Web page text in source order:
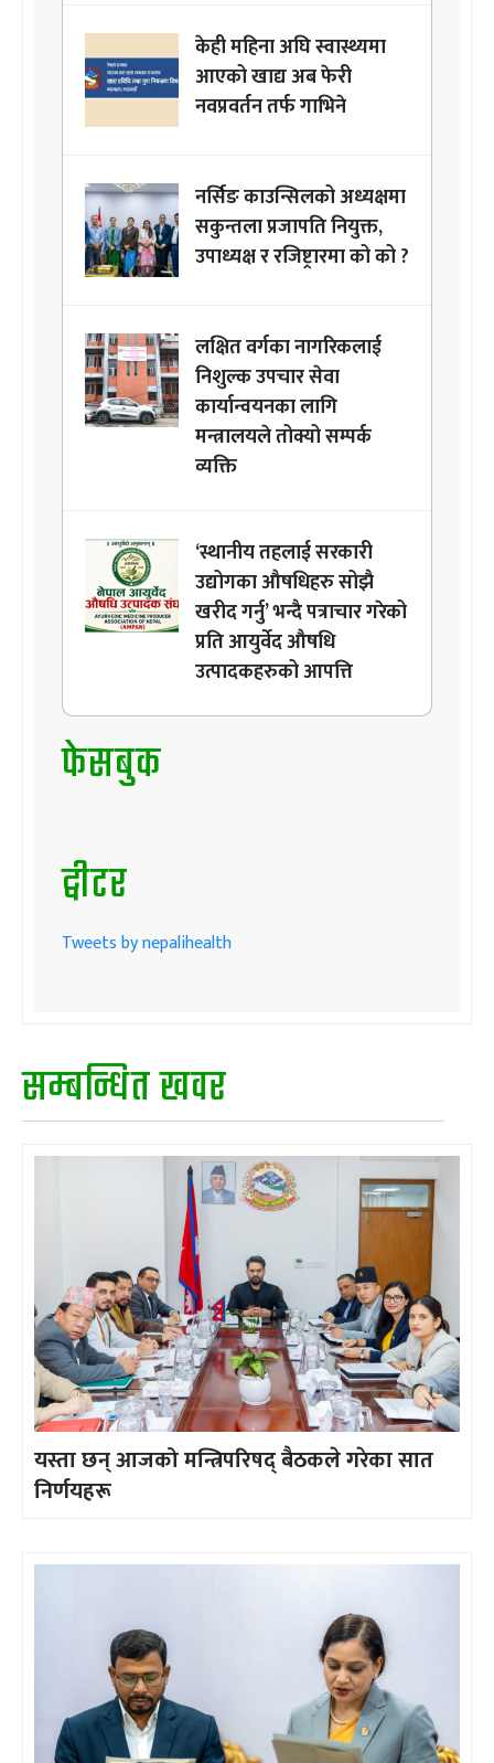
केही महिना अघि स्वास्थ्यमा
आएको खाद्य अब फेरी
नवप्रवर्तन तर्फ गाभिने
नर्सिङ काउन्सिलको अध्यक्षमा
सकुन्तला प्रजापति नियुक्त,
उपाध्यक्ष र रजिष्ट्रारमा को को ?
लक्षित वर्गका नागरिकलाई
निशुल्क उपचार सेवा
कार्यान्वयनका लागि
मन्त्रालयले तोक्यो सम्पर्क
व्यक्ति
‘स्थानीय तहलाई सरकारी
उद्योगका औषधिहरु सोझै
खरीद गर्नु’ भन्दै पत्राचार गरेको
प्रति आयुर्वेद औषधि
उत्पादकहरुको आपत्ति
फेसबुक
ट्वीटर
Tweets by nepalihealth
सम्बन्धित खवर
यस्ता छन् आजको मन्त्रिपरिषद् बैठकले गरेका सात
निर्णयहरू